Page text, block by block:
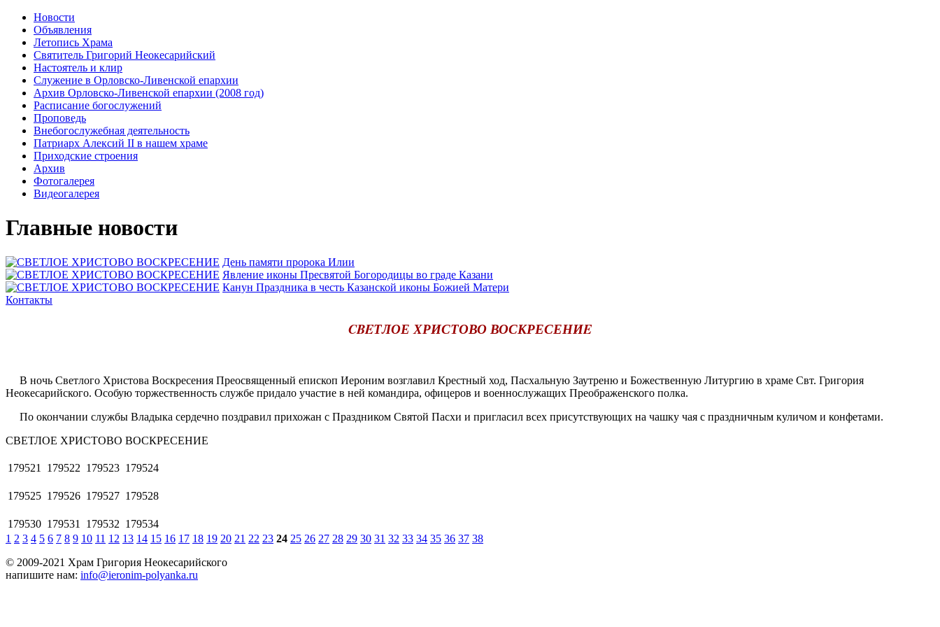
Новости
Объявления
Летопись Храма
Святитель Григорий Неокесарийский
Настоятель и клир
Служение в Орловско-Ливенской епархии
Архив Орловско-Ливенской епархии (2008 год)
Расписание богослужений
Проповедь
Внебогослужебная деятельность
Патриарх Алексий II в нашем храме
Приходские строения
Архив
Фотогалерея
Видеогалерея
Главные новости
День памяти пророка Илии
Явлeние иконы Пресвятой Богородицы во граде Казани
Канун Праздника в честь Казанской иконы Божией Матери
Контакты
CBEТЛОЕ ХРИСТОВО ВОСКРЕСЕНИE
В ночь Светлого Христова Воскресения Преосвященный епископ Иероним возглавил Крестный ход, Пасхальную Заутреню и Божественную Литургию в храме Свт. Григория
Неокесарийского. Особую торжественность службе придало участие в ней командира, офицеров и военнослужащих Преображенского полка.
По окончании службы Владыка сердечно поздравил прихожан с Праздником Святой Пасхи и пригласил всех присутствующих на чашку чая с праздничным куличом и конфетами.
СВЕТЛОЕ ХРИСТОВО ВОСКРЕСЕНИЕ
179521 179522 179523 179524
179525 179526 179527 179528
179530 179531 179532 179534
1 2 3 4 5 6 7 8 9 10 11 12 13 14 15 16 17 18 19 20 21 22 23 24 25 26 27 28 29 30 31 32 33 34 35 36 37 38
© 2009-2021 Храм Григория Неокесарийского
напишите нам: info@ieronim-polyanka.ru